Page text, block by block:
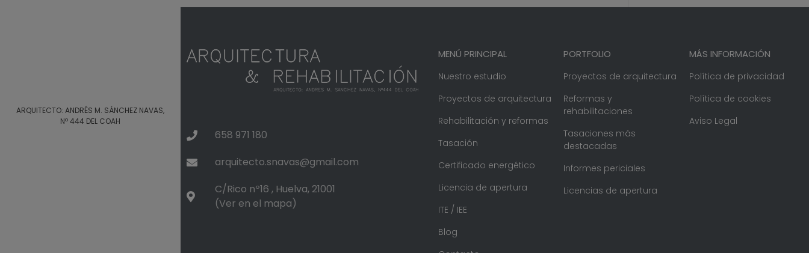
ARQUITECTO: ANDRÉS M. SÁNCHEZ NAVAS,
Nº 444 DEL COAH
658 971 180
arquitecto.snavas@gmail.com
C/Rico nº16 , Huelva, 21001
(Ver en el mapa)
MENÚ PRINCIPAL
Nuestro estudio
Proyectos de arquitectura
Rehabilitación y reformas
Tasación
Certificado energético
Licencia de apertura
ITE / IEE
Blog
PORTFOLIO
Proyectos de arquitectura
Reformas y
rehabilitaciones
Tasaciones más
destacadas
Informes periciales
Licencias de apertura
MÁS INFORMACIÓN
Política de privacidad
Política de cookies
Aviso Legal